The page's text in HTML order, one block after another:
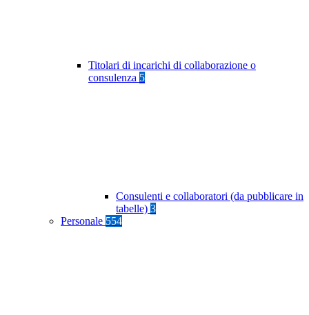
Titolari di incarichi di collaborazione o
consulenza 5
Consulenti e collaboratori (da pubblicare in
tabelle) 3
Personale 554